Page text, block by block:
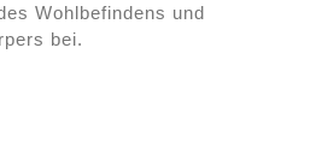
Wohlbefindens und
bei.